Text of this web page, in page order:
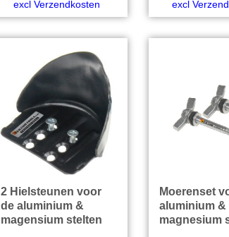
excl Verzendkosten
excl
2 Hielsteunen voor
de aluminium &
magensium stelten
Moerenset
aluminium &
magnesium